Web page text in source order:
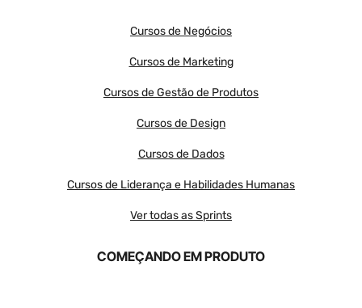
Cursos de Negócios
Cursos de Marketing
Cursos de Gestão de Produtos
Cursos de Design
Cursos de Dados
Cursos de Liderança e Habilidades Humanas
Ver todas as Sprints
COMEÇANDO EM PRODUTO